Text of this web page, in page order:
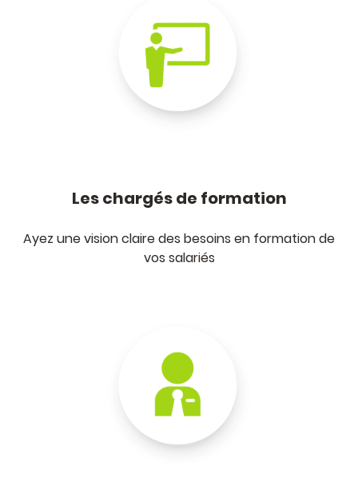
Les chargés de formation
Ayez une vision claire des besoins en formation de
vos salariés